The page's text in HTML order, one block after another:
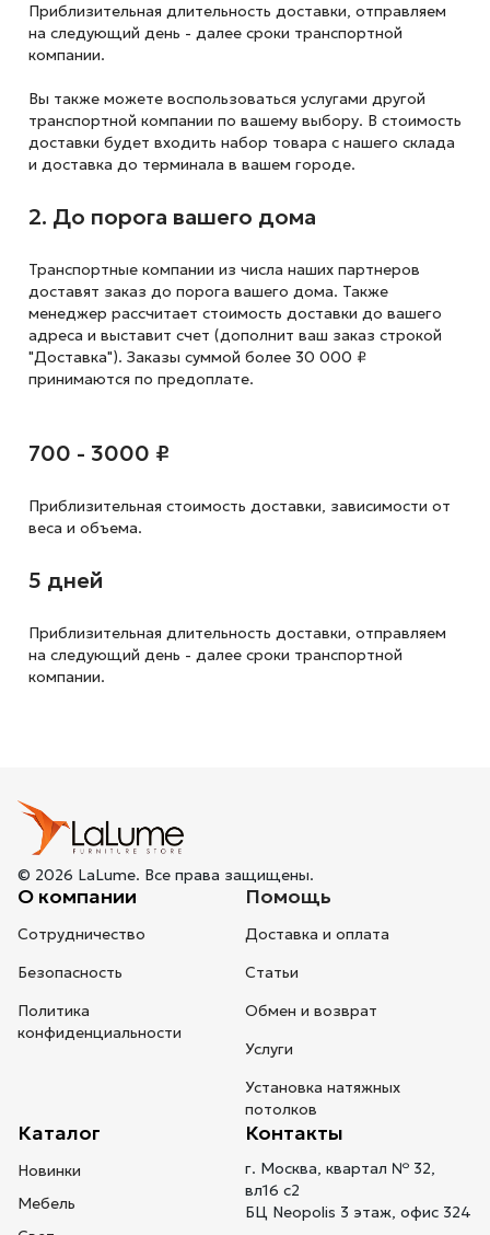
Приблизительная длительность доставки, отправляем
на следующий день - далее сроки транспортной
компании.
Вы также можете воспользоваться услугами другой
транспортной компании по вашему выбору. В стоимость
доставки будет входить набор товара с нашего склада
и доставка до терминала в вашем городе.
2. До порога вашего дома
Транспортные компании из числа наших партнеров
доставят заказ до порога вашего дома. Также
менеджер рассчитает стоимость доставки до вашего
адреса и выставит счет (дополнит ваш заказ строкой
"Доставка"). Заказы суммой более 30 000 ₽
принимаются по предоплате.
700 - 3000 ₽
Приблизительная стоимость доставки, зависимости от
веса и объема.
5 дней
Приблизительная длительность доставки, отправляем
на следующий день - далее сроки транспортной
компании.
© 2026 LaLume. Все права защищены.
О компании
Сотрудничество
Безопасность
Политика
конфиденциальности
Помощь
Доставка и оплата
Статьи
Обмен и возврат
Услуги
Установка натяжных
потолков
Каталог
Новинки
Мебель
Контакты
г. Москва, квартал № 32,
вл16 с2
БЦ Neopolis 3 этаж, офис 324